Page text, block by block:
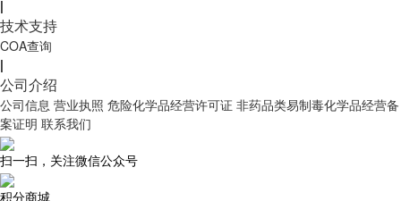
|
技术支持
COA查询
|
公司介绍
公司信息 营业执照 危险化学品经营许可证 非药品类易制毒化学品经营备
案证明 联系我们
扫一扫，关注微信公众号
积分商城